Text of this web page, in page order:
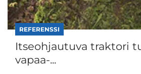
REFERENSSI
Itseohjautuva traktori
vapaa-...